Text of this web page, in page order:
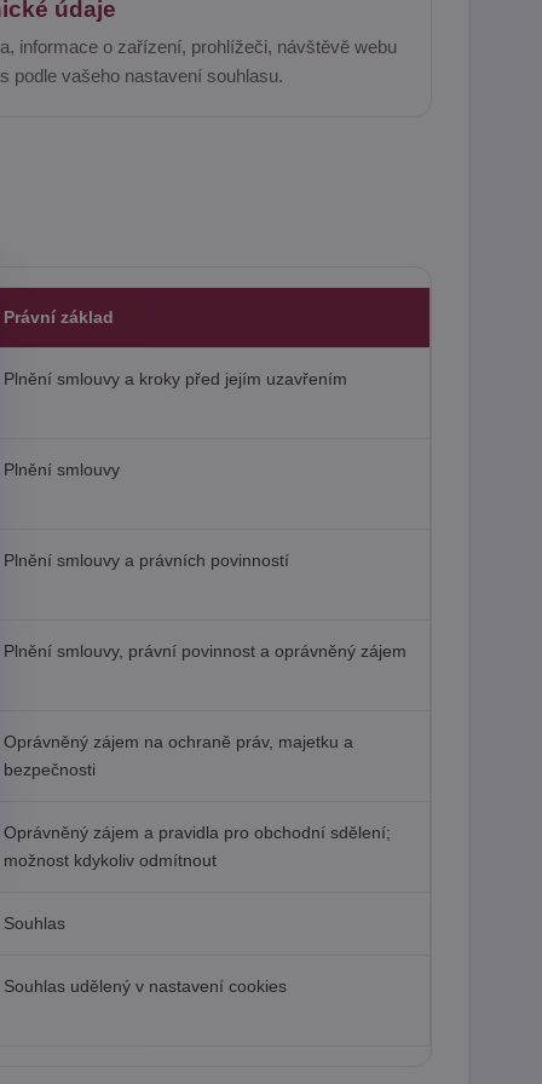
údaje
informace o zařízení, prohlížeči, návštěvě webu
podle vašeho nastavení souhlasu.
Právní základ
Plnění smlouvy a kroky před jejím uzavřením
Plnění smlouvy
Plnění smlouvy a právních povinností
Plnění smlouvy, právní povinnost a oprávněný zájem
Oprávněný zájem na ochraně práv, majetku a
bezpečnosti
Oprávněný zájem a pravidla pro obchodní sdělení;
možnost kdykoliv odmítnout
Souhlas
Souhlas udělený v nastavení cookies